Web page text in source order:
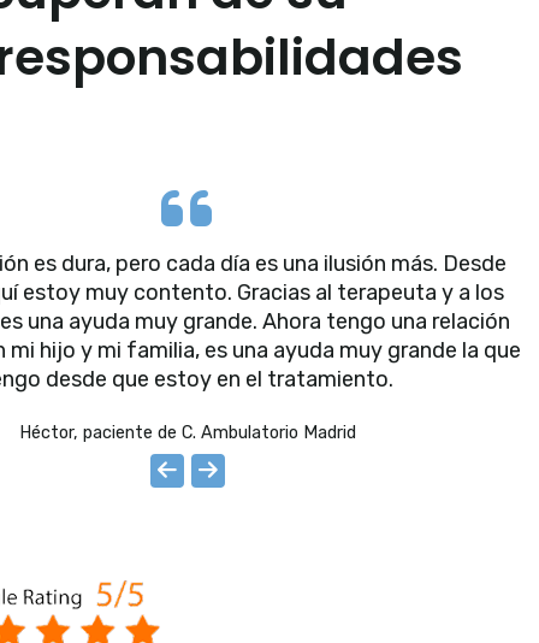
es dura, pero cada día es una ilusión más. Desde
estoy muy contento. Gracias al terapeuta y a los
una ayuda muy grande. Ahora tengo una relación
mi hijo y mi familia, es una ayuda muy grande la que
desde que estoy en el tratamiento.
Héctor, paciente de C. Ambulatorio Madrid